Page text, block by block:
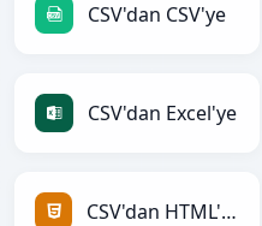
CSV'dan CSV'ye
CSV'dan Excel'ye
CSV'dan HTML'ye